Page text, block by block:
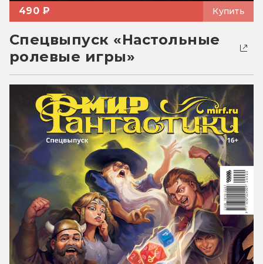
490 ₽ Купить
Спецвыпуск «Настольные
ролевые игры»